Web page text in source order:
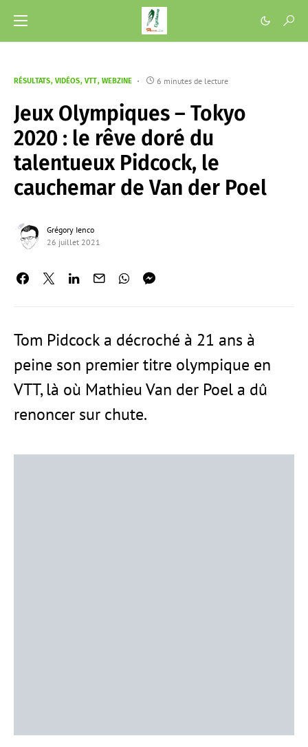
RÉSULTATS VIDÉOS VTT WEBZINE 6 minutes de lecture
Jeux Olympiques – Tokyo
2020 : le rêve doré du
talentueux Pidcock, le
cauchemar de Van der Poel
Grégory Ienco
26 juillet 2021
Tom Pidcock a décroché à 21 ans à
peine son premier titre olympique en
VTT, là où Mathieu Van der Poel a dû
renoncer sur chute.